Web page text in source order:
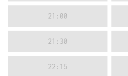
21:00
21:30
22:15